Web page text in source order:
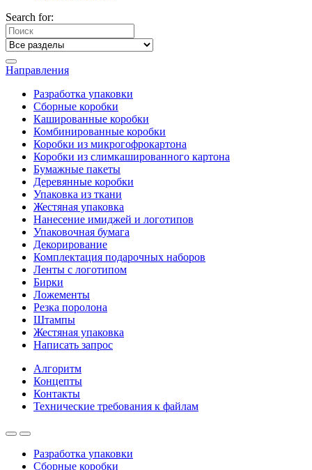
Search for:
Направления
Разработка упаковки
Сборные коробки
Кашированные коробки
Комбинированные коробки
Коробки из микрогофрокартона
Коробки из слимкашированного картона
Бумажные пакеты
Деревянные коробки
Упаковка из ткани
Жестяная упаковка
Нанесение имиджей и логотипов
Упаковочная бумага
Декорирование
Комплектация подарочных наборов
Ленты с логотипом
Бирки
Ложементы
Резка поролона
Штампы
Жестяная упаковка
Написать запрос
Алгоритм
Концепты
Контакты
Технические требования к файлам
Разработка упаковки
Сборные коробки